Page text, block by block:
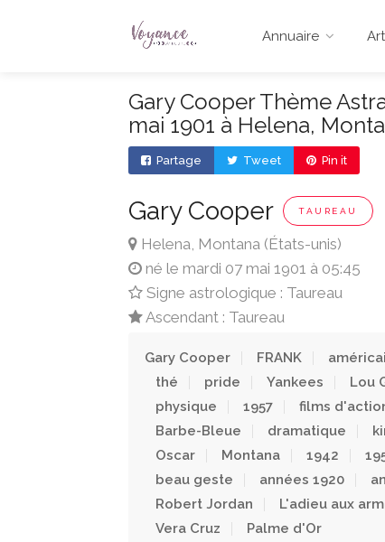
Annuaire
Gary Cooper Thème
mai 1901 à Helena,
Partage Tweet Pin it
Gary Cooper TAUREAU
Helena, Montana (États-unis)
né le mardi 07 mai 1901 à 05:45
Signe astrologique : Taureau
Ascendant : Taureau
Gary Cooper FRANK
thé
pride Yankees Lou
physique
1957 films
Barbe-Bleue
dramatique
Oscar
Montana 1942
beau geste
années 1920
Robert Jordan
L'adieu aux
Vera Cruz
Palme d'Or